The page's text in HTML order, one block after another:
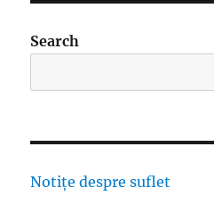
Search
Notițe despre suflet